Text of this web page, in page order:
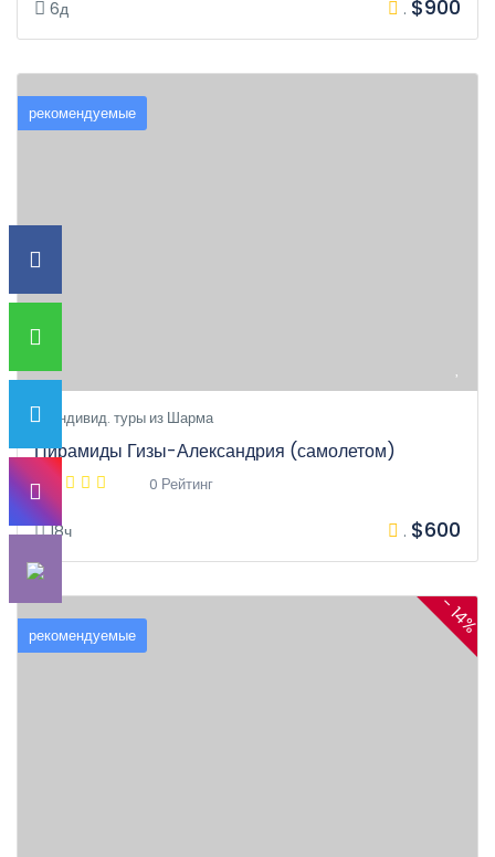
6д . $900
рекомендуемые
Индивид. туры из Шарма
Пирамиды Гизы-Александрия (самолетом)
0 Рейтинг
18ч . $600
рекомендуемые - 14%